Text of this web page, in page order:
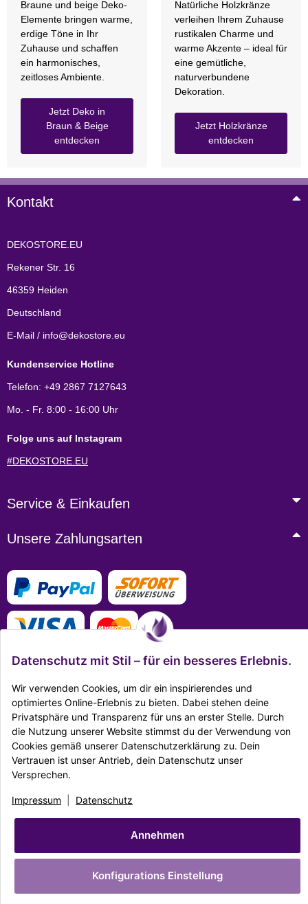
Braune und beige Deko-
Elemente bringen warme,
erdige Töne in Ihr
Zuhause und schaffen
ein harmonisches,
zeitloses Ambiente.
Jetzt Deko in
Braun & Beige
entdecken
Natürliche Holzkränze
verleihen Ihrem Zuhause
rustikalen Charme und
warme Akzente – ideal für
eine gemütliche,
naturverbundene
Dekoration.
Jetzt Holzkränze
entdecken
Kontakt
DEKOSTORE.EU
Rekener Str. 16
46359 Heiden
Deutschland
E-Mail / info@dekostore.eu
Kundenservice Hotline
Telefon: +49 2867 7127643
Mo. - Fr. 8:00 - 16:00 Uhr
Folge uns auf Instagram
#DEKOSTORE.EU
Service & Einkaufen
Unsere Zahlungsarten
Mehr Infos zu den Zahlungsarten
Ausgezeichnet Zertifiziert
Impressum| Datenschutz
Unternehmen
Made with ♥ with easyTemplate360
* Alle Preise inkl. gesetzlicher USt., zzgl.Versand
Powered by
Datenschutz mit Stil – für ein besseres Erlebnis.
Wir verwenden Cookies, um dir ein inspirierendes und
optimiertes Online-Erlebnis zu bieten. Dabei stehen deine
Privatsphäre und Transparenz für uns an erster Stelle. Durch
die Nutzung unserer Website stimmst du der Verwendung von
Cookies gemäß unserer Datenschutzerklärung zu. Dein
Vertrauen ist unser Antrieb, dein Datenschutz unser
Versprechen.
Impressum Datenschutz
Annehmen
Konfigurations Einstellung